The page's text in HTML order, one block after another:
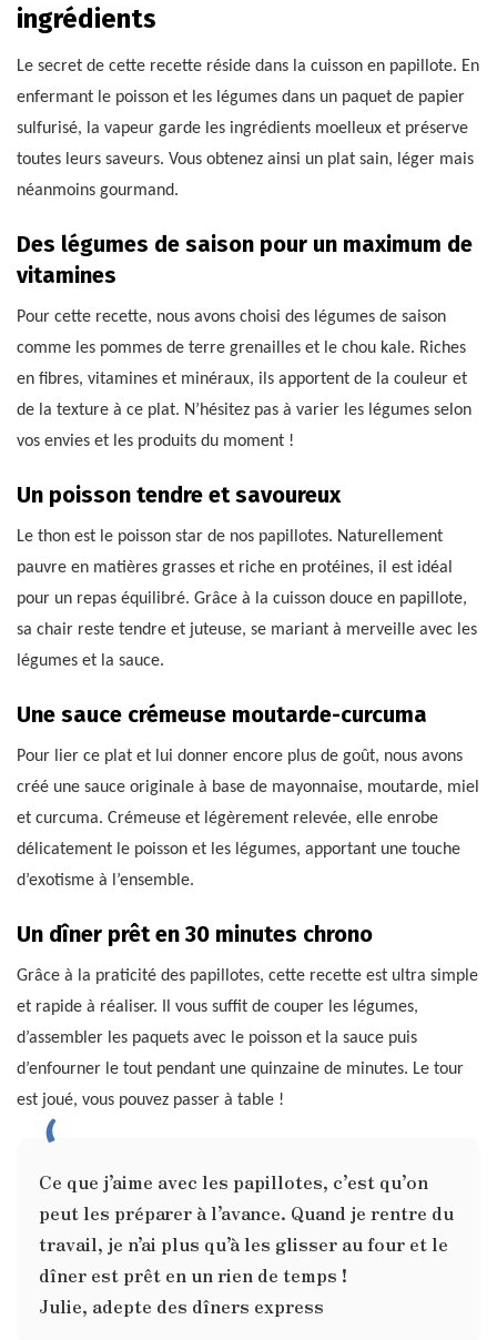
ingrédients
Le secret de cette recette réside dans la cuisson en papillote. En
enfermant le poisson et les légumes dans un paquet de papier
sulfurisé, la vapeur garde les ingrédients moelleux et préserve
toutes leurs saveurs. Vous obtenez ainsi un plat sain, léger mais
néanmoins gourmand.
Des légumes de saison pour un maximum de
vitamines
Pour cette recette, nous avons choisi des légumes de saison
comme les pommes de terre grenailles et le chou kale. Riches
en fibres, vitamines et minéraux, ils apportent de la couleur et
de la texture à ce plat. N’hésitez pas à varier les légumes selon
vos envies et les produits du moment !
Un poisson tendre et savoureux
Le thon est le poisson star de nos papillotes. Naturellement
pauvre en matières grasses et riche en protéines, il est idéal
pour un repas équilibré. Grâce à la cuisson douce en papillote,
sa chair reste tendre et juteuse, se mariant à merveille avec les
légumes et la sauce.
Une sauce crémeuse moutarde-curcuma
Pour lier ce plat et lui donner encore plus de goût, nous avons
créé une sauce originale à base de mayonnaise, moutarde, miel
et curcuma. Crémeuse et légèrement relevée, elle enrobe
délicatement le poisson et les légumes, apportant une touche
d’exotisme à l’ensemble.
Un dîner prêt en 30 minutes chrono
Grâce à la praticité des papillotes, cette recette est ultra simple
et rapide à réaliser. Il vous suffit de couper les légumes,
d’assembler les paquets avec le poisson et la sauce puis
d’enfourner le tout pendant une quinzaine de minutes. Le tour
est joué, vous pouvez passer à table !
Ce que j’aime avec les papillotes, c’est qu’on
peut les préparer à l’avance. Quand je rentre du
travail, je n’ai plus qu’à les glisser au four et le
dîner est prêt en un rien de temps !
Julie, adepte des dîners express